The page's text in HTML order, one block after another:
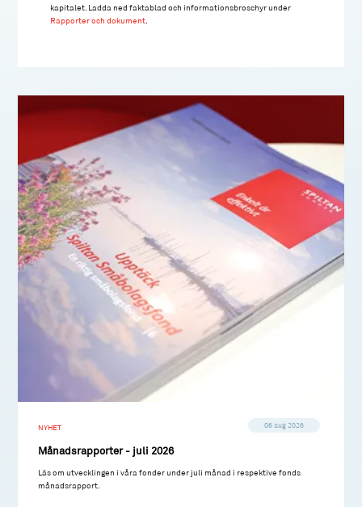
kapitalet. Ladda ned faktablad och informationsbroschyr under
Rapporter och dokument
NYHET 06 aug 2026
Månadsrapporter - juli 2026
Läs om utvecklingen i våra fonder under juli månad i respektive fonds
månadsrapport.